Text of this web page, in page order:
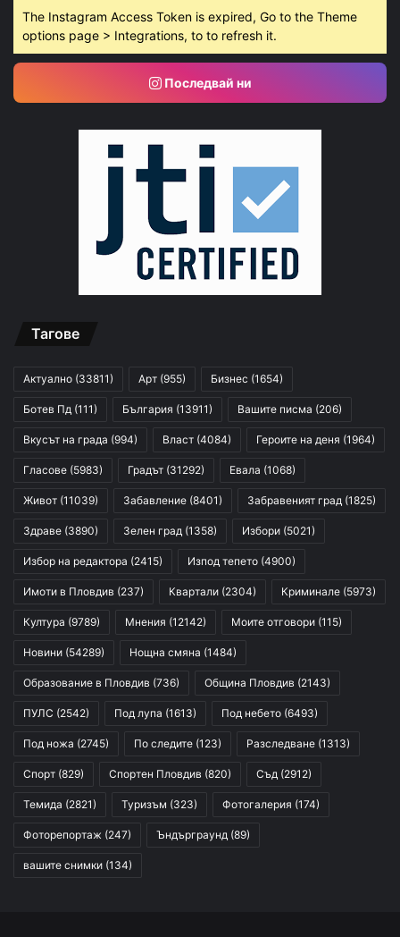
The Instagram Access Token is expired, Go to the Theme
options page > Integrations, to to refresh it.
Последвай ни
Тагове
Актуално (33811) Арт (955) Бизнес (1654)
Ботев Пд (111) България (13911) Вашите писма (206)
Вкусът на града (994) Власт (4084) Героите на деня (1964)
Гласове (5983) Градът (31292) Евала (1068)
Живот (11039) Забавление (8401) Забравеният град (1825)
Здраве (3890) Зелен град (1358) Избори (5021)
Избор на редактора (2415) Изпод тепето (4900)
Имоти в Пловдив (237) Квартали (2304) Криминале (5973)
Култура (9789) Мнения (12142) Моите отговори (115)
Новини (54289) Нощна смяна (1484)
Образование в Пловдив (736) Община Пловдив (2143)
ПУЛС (2542) Под лупа (1613) Под небето (6493)
Под ножа (2745) По следите (123) Разследване (1313)
Спорт (829) Спортен Пловдив (820) Съд (2912)
Темида (2821) Туризъм (323) Фотогалерия (174)
Фоторепортаж (247) Ъндърграунд (89)
вашите снимки (134)